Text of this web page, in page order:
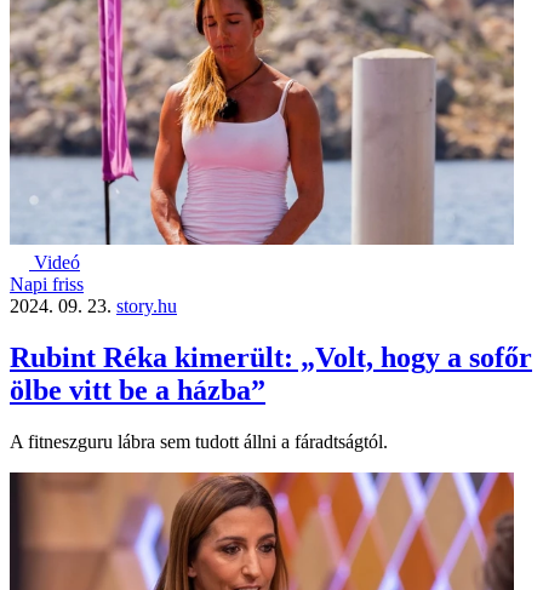
Videó
Napi friss
2024. 09. 23. story.hu
Rubint Réka kimerült: „Volt, hogy a sofőr
ölbe vitt be a házba”
A fitneszguru lábra sem tudott állni a fáradtságtól.